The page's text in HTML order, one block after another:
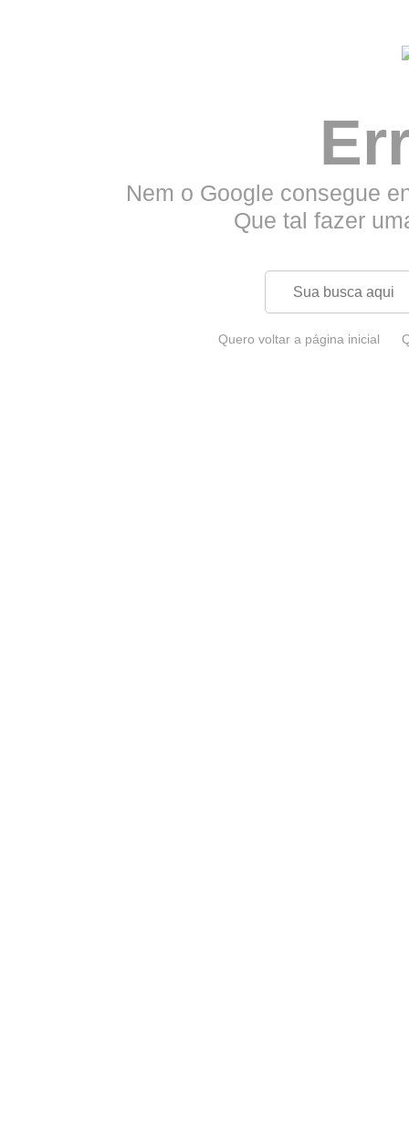
Nem o Google consegue
Que tal fazer
Quero voltar a página inicial